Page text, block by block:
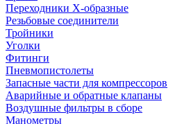
Переходники Х-образные
Резьбовые соединители
Тройники
Уголки
Фитинги
Пневмопистолеты
Запасные части для компрессоров
Аварийные и обратные клапаны
Воздушные фильтры в сборе
Манометры